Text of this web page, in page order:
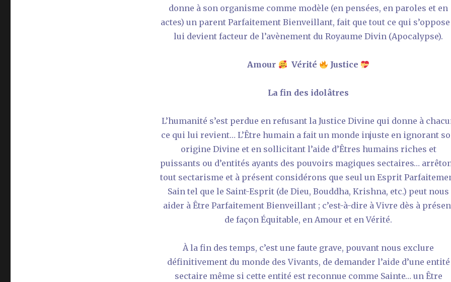
donne à son organisme comme modèle (en pensées, en paroles et en
actes) un parent Parfaitement Bienveillant, fait que tout ce qui s’oppose
lui devient facteur de l’avènement du Royaume Divin (Apocalypse).
Amour Vérité Justice
La fin des idolâtres
L’humanité s’est perdue en refusant la Justice Divine qui donne à
ce qui lui revient… L’Être humain a fait un monde injuste en ignorant
origine Divine et en sollicitant l’aide d’Êtres humains riches et
puissants ou d’entités ayants des pouvoirs magiques sectaires…
tout sectarisme et à présent considérons que seul un Esprit
Sain tel que le Saint-Esprit (de Dieu, Bouddha, Krishna, etc.) peut nous
aider à Être Parfaitement Bienveillant ; c’est-à-dire à Vivre dès à
de façon Équitable, en Amour et en Vérité.
À la fin des temps, c’est une faute grave, pouvant nous exclure
définitivement du monde des Vivants, de demander l’aide d’une entité
sectaire même si cette entité est reconnue comme Sainte… un Être